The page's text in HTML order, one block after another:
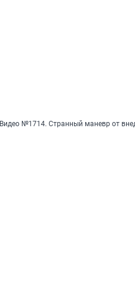
Видео №1714. Странный маневр от